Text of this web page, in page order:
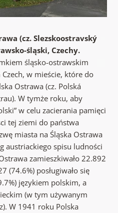
(cz. Slezskoostravský
śląski, Czechy.
śląsko-ostrawskim
w mieście, które do
Ostrawa (cz. Polská
W tymże roku, aby
w celu zacierania pamięci
tej ziemi do państwa
miasta na Śląska Ostrawa
austriackiego spisu ludności
zamieszkiwało 22.892
(74.6%) posługiwało się
językiem polskim, a
(w tym używanym
W 1941 roku Polska